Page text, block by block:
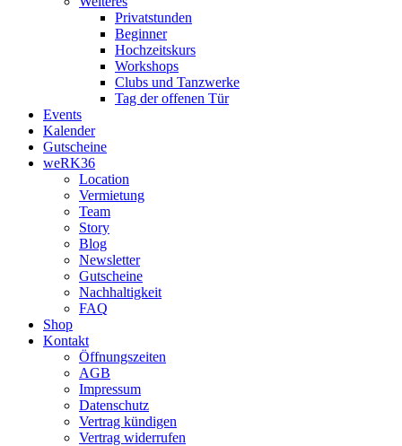
Privatstunden
Beginner
Hochzeitskurs
Workshops
Clubs und Tanzwerke
Tag der offenen Tür
Events
Kalender
Gutscheine
weRK36
Location
Vermietung
Team
Story
Blog
Newsletter
Gutscheine
Nachhaltigkeit
FAQ
Shop
Kontakt
Öffnungszeiten
AGB
Impressum
Datenschutz
Vertrag kündigen
Vertrag widerrufen